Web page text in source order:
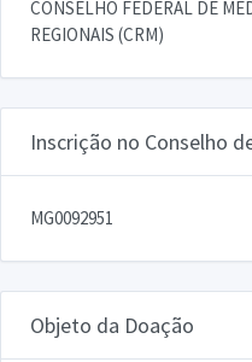
CONSELHO FEDERAL DE
REGIONAIS (CRM)
Inscrição no Conselho
MG0092951
Objeto da Doação